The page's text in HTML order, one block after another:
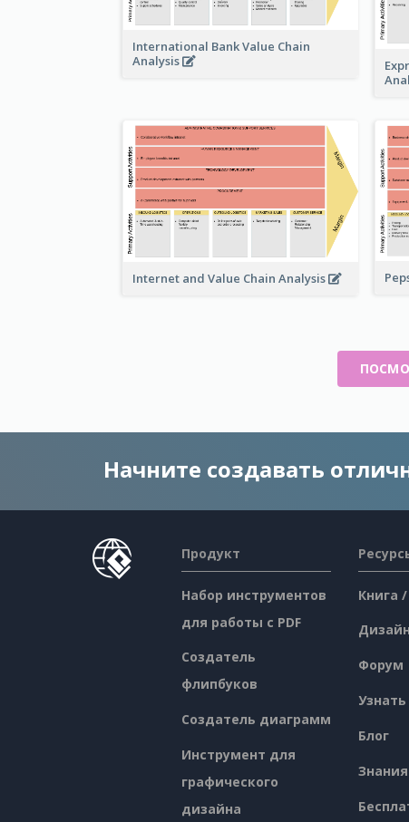
International Bank Value Chain
Analysis
Internet and Value Chain Analysis
Начните создавать
Продукт
Набор инструментов
для работы с PDF
Создатель
флипбуков
Создатель диаграмм
Инструмент для
графического
дизайна
Книга
Форум
Узнать
Блог
Знания